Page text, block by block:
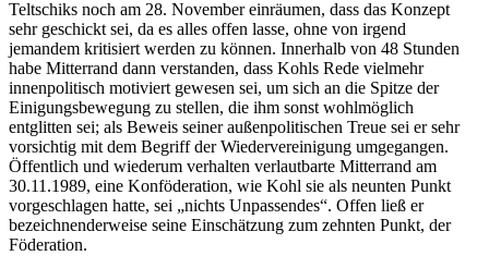
Teltschiks noch am 28. November einräumen, dass das Konzept
sehr geschickt sei, da es alles offen lasse, ohne von irgend
jemandem kritisiert werden zu können. Innerhalb von 48 Stunden
habe Mitterrand dann verstanden, dass Kohls Rede vielmehr
innenpolitisch motiviert gewesen sei, um sich an die Spitze der
Einigungsbewegung zu stellen, die ihm sonst wohlmöglich
entglitten sei; als Beweis seiner außenpolitischen Treue sei er sehr
vorsichtig mit dem Begriff der Wiedervereinigung umgegangen.
Öffentlich und wiederum verhalten verlautbarte Mitterrand am
30.11.1989, eine Konföderation, wie Kohl sie als neunten Punkt
vorgeschlagen hatte, sei „nichts Unpassendes“. Offen ließ er
bezeichnenderweise seine Einschätzung zum zehnten Punkt, der
Föderation.